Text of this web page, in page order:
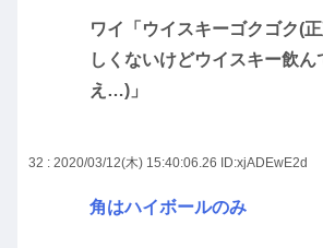
ワイ「ウイスキーゴクゴク(
しくないけどウイスキー飲
え…)」
32 : 2020/03/12(木) 15:40:06.26 ID:xjADEwE2d
角はハイボールのみ